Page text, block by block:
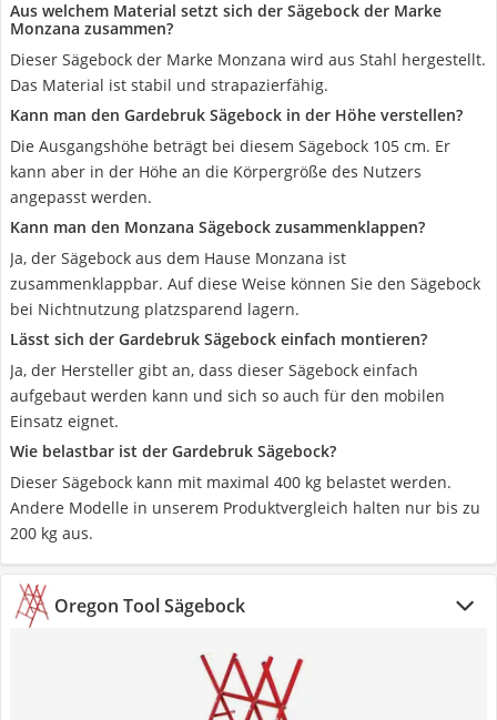
Aus welchem Material setzt sich der Sägebock der Marke
Monzana zusammen?
Dieser Sägebock der Marke Monzana wird aus Stahl hergestellt.
Das Material ist stabil und strapazierfähig.
Kann man den Gardebruk Sägebock in der Höhe verstellen?
Die Ausgangshöhe beträgt bei diesem Sägebock 105 cm. Er
kann aber in der Höhe an die Körpergröße des Nutzers
angepasst werden.
Kann man den Monzana Sägebock zusammenklappen?
Ja, der Sägebock aus dem Hause Monzana ist
zusammenklappbar. Auf diese Weise können Sie den Sägebock
bei Nichtnutzung platzsparend lagern.
Lässt sich der Gardebruk Sägebock einfach montieren?
Ja, der Hersteller gibt an, dass dieser Sägebock einfach
aufgebaut werden kann und sich so auch für den mobilen
Einsatz eignet.
Wie belastbar ist der Gardebruk Sägebock?
Dieser Sägebock kann mit maximal 400 kg belastet werden.
Andere Modelle in unserem Produktvergleich halten nur bis zu
200 kg aus.
Oregon Tool Sägebock